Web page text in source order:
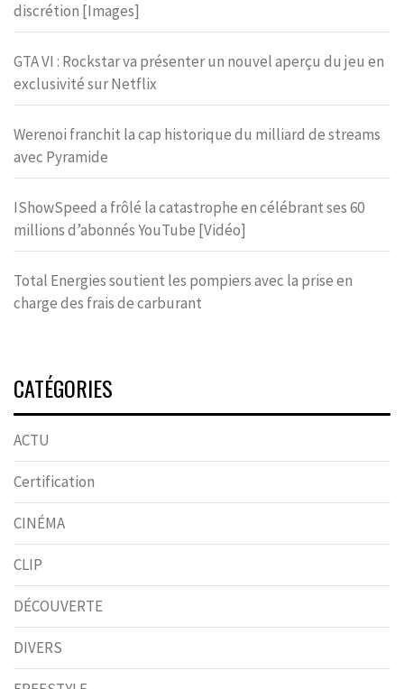
discrétion [Images]
GTA VI : Rockstar va présenter un nouvel aperçu du jeu en
exclusivité sur Netflix
Werenoi franchit la cap historique du milliard de streams
avec Pyramide
IShowSpeed a frôlé la catastrophe en célébrant ses 60
millions d’abonnés YouTube [Vidéo]
Total Energies soutient les pompiers avec la prise en
charge des frais de carburant
CATÉGORIES
ACTU
Certification
CINÉMA
CLIP
DÉCOUVERTE
DIVERS